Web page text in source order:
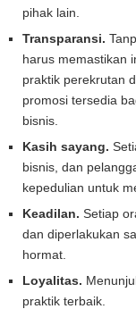
pihak lain.
Transparansi.
harus memastikan
praktik perekrutan
promosi tersedia
bisnis.
Kasih sayang.
bisnis, dan
kepedulian untuk
Keadilan. Setiap
dan diperlakukan
hormat.
Loyalitas.
praktik terbaik.